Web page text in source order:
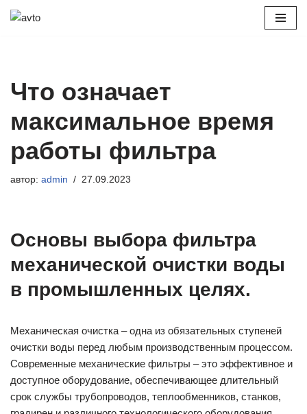
Что означает
максимальное время
работы фильтра
автор: admin 27.09.2023
Основы выбора фильтра
механической очистки воды
в промышленных целях.
Механическая очистка – одна из обязательных ступеней
очистки воды перед любым производственным процессом.
Современные механические фильтры – это эффективное и
доступное оборудование, обеспечивающее длительный
срок службы трубопроводов, теплообменников, станков,